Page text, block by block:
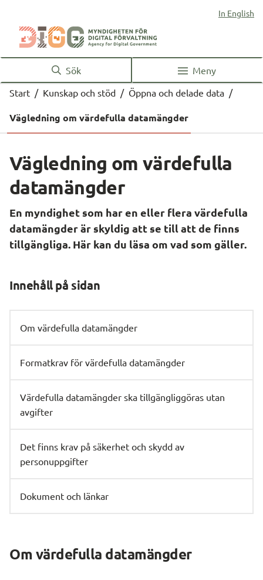
In English
Sök
Meny
Start / Kunskap och stöd / Öppna och delade data /
Vägledning om värdefulla datamängder
Vägledning om värdefulla
datamängder
En myndighet som har en eller flera värdefulla
datamängder är skyldig att se till att de finns
tillgängliga. Här kan du läsa om vad som gäller.
Innehåll på sidan
Om värdefulla datamängder
Formatkrav för värdefulla datamängder
Värdefulla datamängder ska tillgängliggöras utan
avgifter
Det finns krav på säkerhet och skydd av
personuppgifter
Dokument och länkar
Om värdefulla datamängder